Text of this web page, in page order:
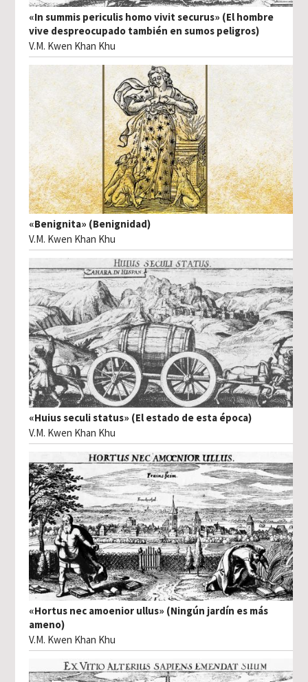
«In summis periculis homo vivit securus» (El hombre
vive despreocupado también en sumos peligros)
V.M. Kwen Khan Khu
«Benignita» (Benignidad)
V.M. Kwen Khan Khu
«Huius seculi status» (El estado de esta época)
V.M. Kwen Khan Khu
«Hortus nec amoenior ullus» (Ningún jardín es más
ameno)
V.M. Kwen Khan Khu